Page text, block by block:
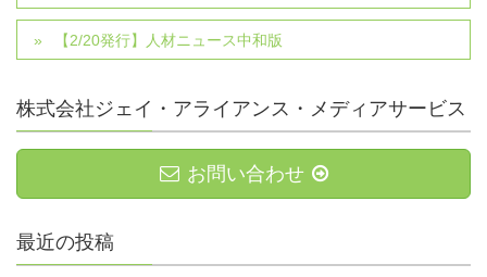
【2/20発行】人材ニュース中和版
株式会社ジェイ・アライアンス・メディアサービス
お問い合わせ
最近の投稿